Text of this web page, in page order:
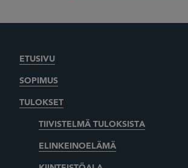
ETUSIVU
SOPIMUS
TULOKSET
TIIVISTELMÄ TULOKSISTA
ELINKEINOELÄMÄ